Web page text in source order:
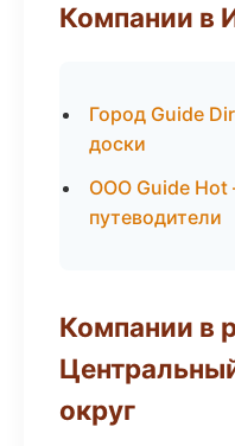
Компании в
Город Guide
доски
ООО Guide Hot
путеводители
Компании в
округ